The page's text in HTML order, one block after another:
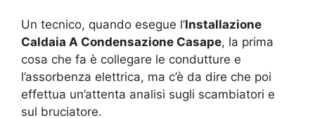
Un tecnico, quando esegue l’Installazione
Caldaia A Condensazione Casape, la prima
cosa che fa è collegare le condutture e
l’assorbenza elettrica, ma c’è da dire che poi
effettua un’attenta analisi sugli scambiatori e
sul bruciatore.